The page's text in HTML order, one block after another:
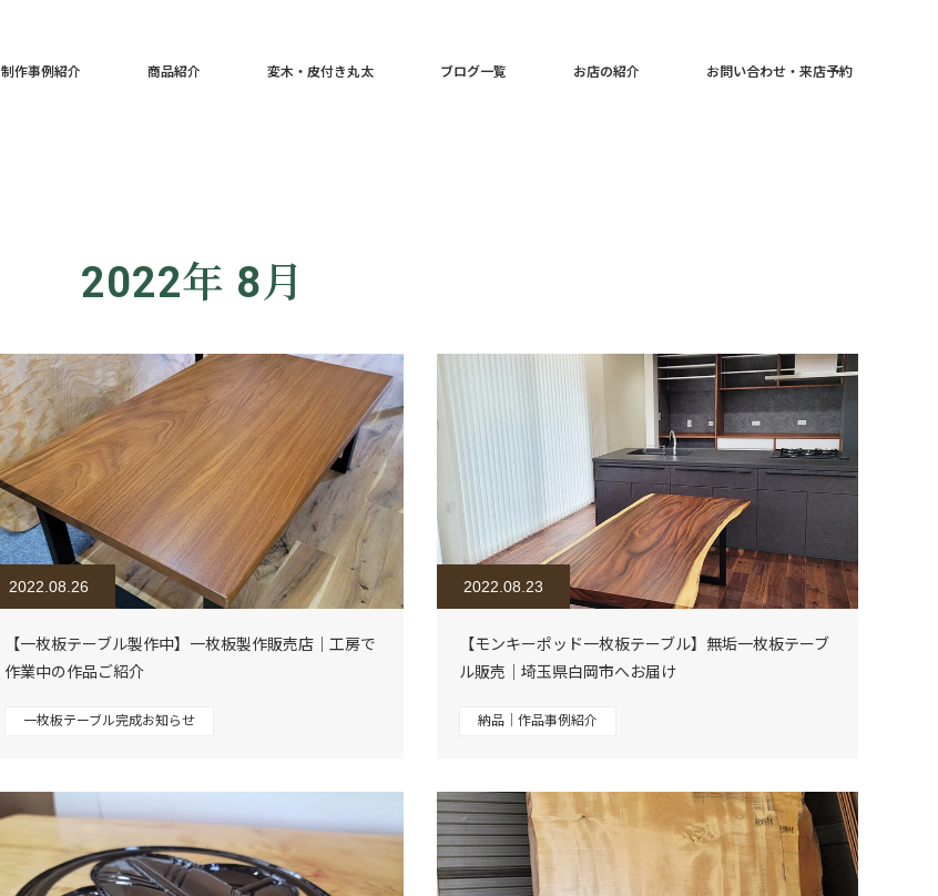
制作事例紹介 商品紹介 変木・皮付き丸太 ブログ一覧 お店の紹介 お問い合わせ・来店予約
2022年 8月
2022.08.26
【一枚板テーブル製作中】一枚板製作販売店｜工房で
作業中の作品ご紹介
一枚板テーブル完成お知らせ
2022.08.23
【モンキーポッド一枚板テーブル】無垢一枚板テーブ
ル販売｜埼玉県白岡市へお届け
納品｜作品事例紹介